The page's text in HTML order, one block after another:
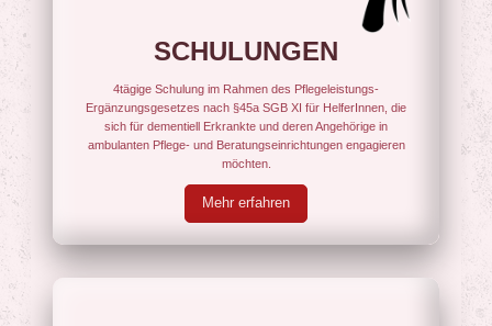
SCHULUNGEN
4tägige Schulung im Rahmen des Pflegeleistungs-
Ergänzungsgesetzes nach §45a SGB XI für HelferInnen, die
sich für dementiell Erkrankte und deren Angehörige in
ambulanten Pflege- und Beratungseinrichtungen engagieren
möchten.
Mehr erfahren